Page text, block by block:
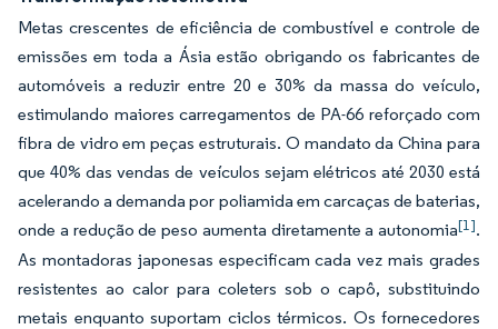
Metas crescentes de eficiência de combustível e controle de
emissões em toda a Ásia estão obrigando os fabricantes de
automóveis a reduzir entre 20 e 30% da massa do veículo,
estimulando maiores carregamentos de PA-66 reforçado com
fibra de vidro em peças estruturais. O mandato da China para
que 40% das vendas de veículos sejam elétricos até 2030 está
acelerando a demanda por poliamida em carcaças de baterias,
onde a redução de peso aumenta diretamente a autonomia[1].
As montadoras japonesas especificam cada vez mais grades
resistentes ao calor para coleters sob o capô, substituindo
metais enquanto suportam ciclos térmicos. Os fornecedores